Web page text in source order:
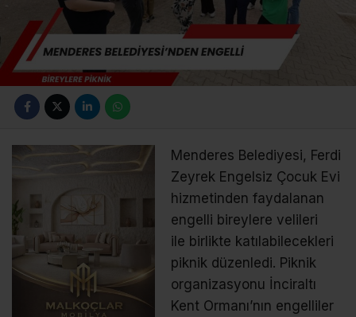
Menderes Belediyesi, Ferdi
Zeyrek Engelsiz Çocuk Evi
hizmetinden faydalanan
engelli bireylere velileri
ile birlikte katılabilecekleri
piknik düzenledi. Piknik
organizasyonu İnciraltı
Kent Ormanı’nın engelliler